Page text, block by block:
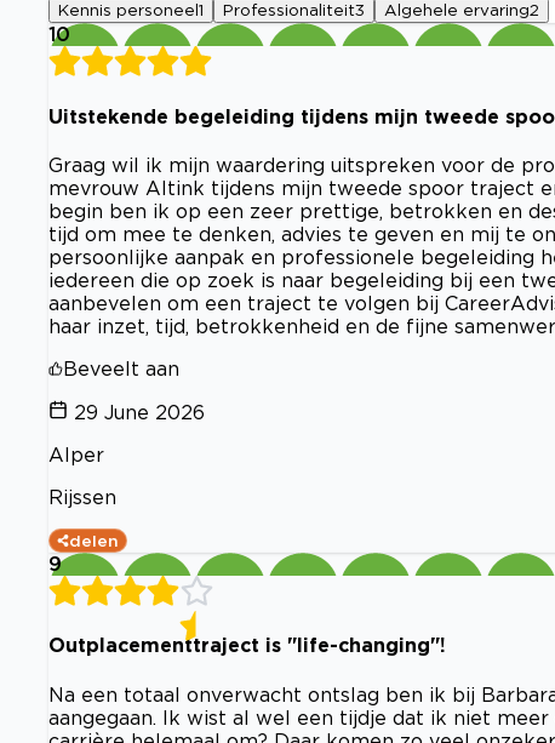
Kennis personeel 1 Professionaliteit3 Algehele ervaring2
10
Uitstekende begeleiding tijdens mijn tweede
Graag wil ik mijn waardering uitspreken voor de
mevrouw Altink tijdens mijn tweede spoor traject
begin ben ik op een zeer prettige, betrokken en
tijd om mee te denken, advies te geven en mij te
persoonlijke aanpak en professionele begeleiding
iedereen die op zoek is naar begeleiding bij een
aanbevelen om een traject te volgen bij
haar inzet, tijd, betrokkenheid en de fijne
Beveelt aan
29 June 2026
Alper
Rijssen
delen
9
Outplacementtraject is "life-changing"!
Na een totaal onverwacht ontslag ben ik bij
aangegaan. Ik wist al wel een tijdje dat ik niet